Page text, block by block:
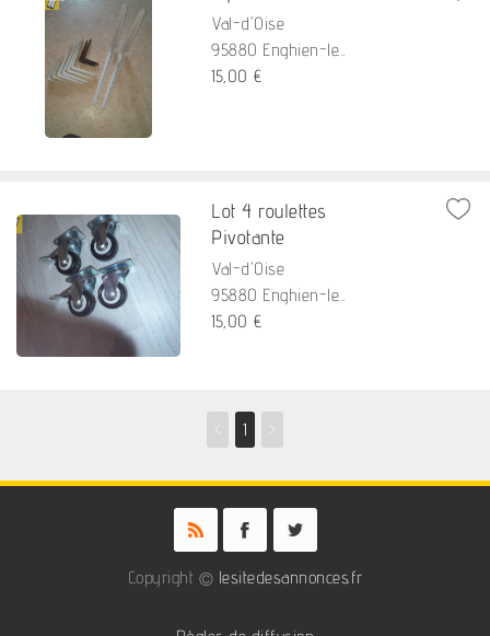
Val-d'Oise
95880 Enghien-le...
15,00 €
Lot 4 roulettes
Pivotante
Val-d'Oise
95880 Enghien-le...
15,00 €
1 >
Copyright © lesitedesannonces.fr